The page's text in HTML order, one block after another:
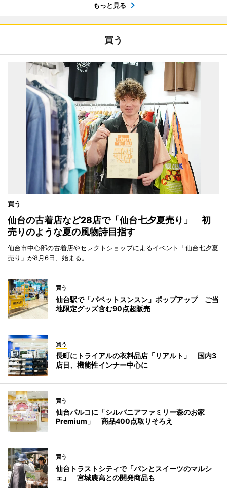
もっと見る
買う
買う
仙台の古着店など28店で「仙台七夕夏売り」 初
売りのような夏の風物詩目指す
仙台市中心部の古着店やセレクトショップによるイベント「仙台七夕夏
売り」が8月6日、始まる。
買う
仙台駅で「パペットスンスン」ポップアップ ご当
地限定グッズ含む90点超販売
買う
長町にトライアルの衣料品店「リアルト」 国内3
店目、機能性インナー中心に
買う
仙台パルコに「シルバニアファミリー森のお家
Premium」 商品400点取りそろえ
買う
仙台トラストシティで「パンとスイーツのマルシ
ェ」 宮城農高との開発商品も